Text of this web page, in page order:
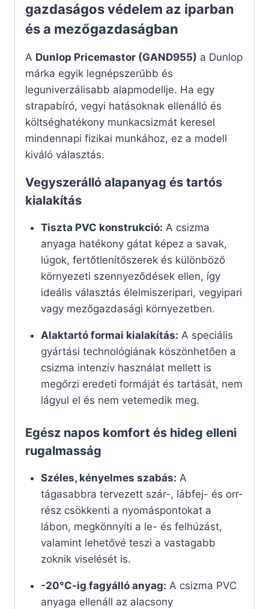
gazdaságos védelem az iparban
és a mezőgazdaságban
A Dunlop Pricemastor (GAND955) a Dunlop
márka egyik legnépszerűbb és
leguniverzálisabb alapmodellje. Ha egy
strapabíró, vegyi hatásoknak ellenálló és
költséghatékony munkacsizmát keresel
mindennapi fizikai munkához, ez a modell
kiváló választás.
Vegyszerálló alapanyag és tartós
kialakítás
Tiszta PVC konstrukció: A csizma
anyaga hatékony gátat képez a savak,
lúgok, fertőtlenítőszerek és különböző
környezeti szennyeződések ellen, így
ideális választás élelmiszeripari, vegyipari
vagy mezőgazdasági környezetben.
Alaktartó formai kialakítás: A speciális
gyártási technológiának köszönhetően a
csizma intenzív használat mellett is
megőrzi eredeti formáját és tartását, nem
lágyul el és nem vetemedik meg.
Egész napos komfort és hideg elleni
rugalmasság
Széles, kényelmes szabás: A
tágasabbra tervezett szár-, lábfej- és orr-
rész csökkenti a nyomáspontokat a
lábon, megkönnyíti a le- és felhúzást,
valamint lehetővé teszi a vastagabb
zoknik viselését is.
-20°C-ig fagyálló anyag: A csizma PVC
anyaga ellenáll az alacsony